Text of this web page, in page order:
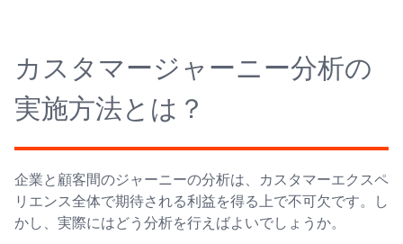
カスタマージャーニー分析の
実施方法とは？
企業と顧客間のジャーニーの分析は、カスタマーエクスペ
リエンス全体で期待される利益を得る上で不可欠です。し
かし、実際にはどう分析を行えばよいでしょうか。